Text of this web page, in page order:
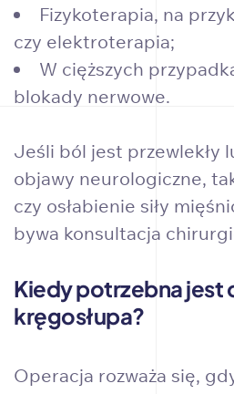
Fizykoterapia, na
czy elektroterapia;
W cięższych
blokady nerwowe.
Jeśli ból jest przewlekły
objawy neurologiczne,
czy osłabienie siły
bywa konsultacja
Kiedy potrzebna jest
kręgosłupa?
Operacja rozważa się,